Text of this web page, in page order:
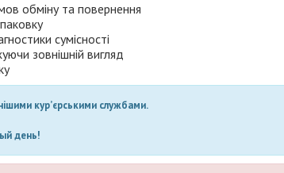
обміну та повернення
сумісності
зовнішній вигляд
кур’єрськими службами.
день!